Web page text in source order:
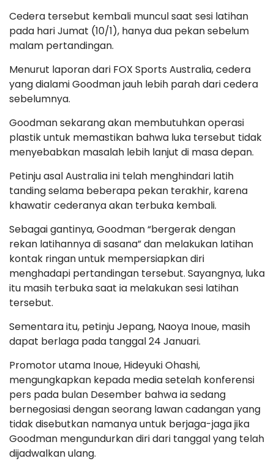
Cedera tersebut kembali muncul saat sesi latihan
pada hari Jumat (10/1), hanya dua pekan sebelum
malam pertandingan.
Menurut laporan dari FOX Sports Australia, cedera
yang dialami Goodman jauh lebih parah dari cedera
sebelumnya.
Goodman sekarang akan membutuhkan operasi
plastik untuk memastikan bahwa luka tersebut tidak
menyebabkan masalah lebih lanjut di masa depan.
Petinju asal Australia ini telah menghindari latih
tanding selama beberapa pekan terakhir, karena
khawatir cederanya akan terbuka kembali.
Sebagai gantinya, Goodman “bergerak dengan
rekan latihannya di sasana” dan melakukan latihan
kontak ringan untuk mempersiapkan diri
menghadapi pertandingan tersebut. Sayangnya, luka
itu masih terbuka saat ia melakukan sesi latihan
tersebut.
Sementara itu, petinju Jepang, Naoya Inoue, masih
dapat berlaga pada tanggal 24 Januari.
Promotor utama Inoue, Hideyuki Ohashi,
mengungkapkan kepada media setelah konferensi
pers pada bulan Desember bahwa ia sedang
bernegosiasi dengan seorang lawan cadangan yang
tidak disebutkan namanya untuk berjaga-jaga jika
Goodman mengundurkan diri dari tanggal yang telah
dijadwalkan ulang.